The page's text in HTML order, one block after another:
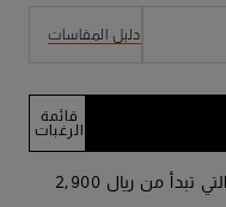
دليل المقاسات
قائمة
الرغبات
تبدأ من ﷼ 2,900